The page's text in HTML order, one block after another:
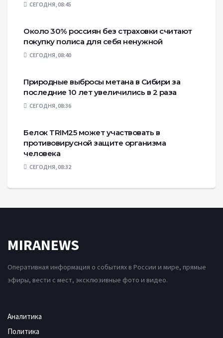
СЕГОДНЯ, 08:45
Около 30% россиян без страховки считают
покупку полиса для себя ненужной
СЕГОДНЯ, 08:40
Природные выбросы метана в Сибири за
последние 10 лет увеличились в 2 раза
СЕГОДНЯ, 08:36
Белок TRIM25 может участвовать в
противовирусной защите организма
человека
СЕГОДНЯ, 08:32
MIRANEWS
Оперативная информация о событиях в России и мире, прямые
эфиры, вести с мест, эксклюзивные фото и видео.
Аналитика
Политика